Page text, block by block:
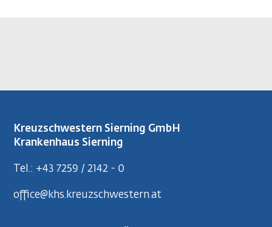
Kreuzschwestern Sierning GmbH
Krankenhaus Sierning
Tel.: +43 7259 / 2142 - 0
office@khs.kreuzschwestern.at